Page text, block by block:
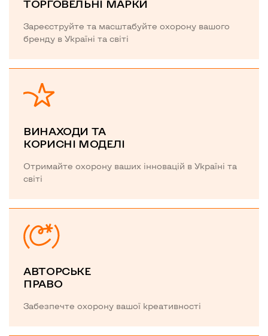
ТОРГОВЕЛЬНІ МАРКИ
Зареєструйте та масштабуйте охорону вашого
бренду в Україні та світі
ВИНАХОДИ ТА
КОРИСНІ МОДЕЛІ
Отримайте охорону ваших інновацій в Україні та
світі
АВТОРСЬКЕ
ПРАВО
Забезпечте охорону вашої креативності